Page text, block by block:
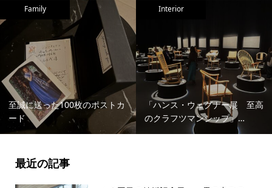
Family
至誠に送った100枚のポストカ
ード
Interior
「ハンス・ウェグナー展 至高
のクラフツマンシップ」…
最近の記事